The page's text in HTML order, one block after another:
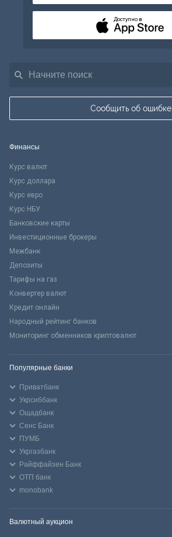
Сообщить об ошибке
Доступно в
Финансы
Курс валют
Курс доллара
Курс евро
Курс НБУ
Банковские карты
Инвестиционные брокеры
Межбанк
Депозиты
Тарифы на газ
Конвертер валют
Кредит онлайн
Народный рейтинг банков
Мониторинг обменников криптовалют
Популярные банки
Приватбанк
Укрсиббанк
Ощадбанк
Сенс Банк
ПУМБ
Укргазбанк
Райффайзен Банк
ОТП банк
monobank
Валютный аукцион